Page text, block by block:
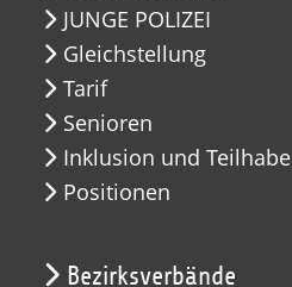
JUNGE POLIZEI
Gleichstellung
Tarif
Senioren
Inklusion und Teilhabe
Positionen
Bezirksverbände